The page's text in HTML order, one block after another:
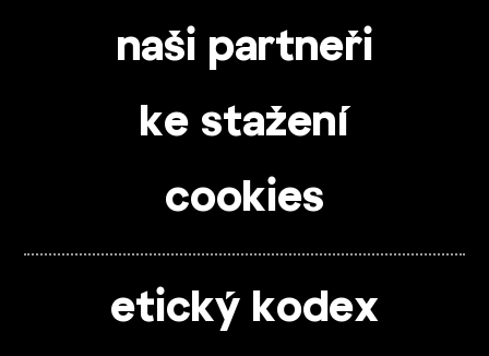
naši partneři
ke stažení
cookies
etický kodex